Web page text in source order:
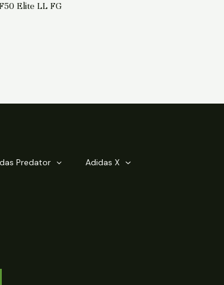
Elite LL FG
Predator
Adidas X